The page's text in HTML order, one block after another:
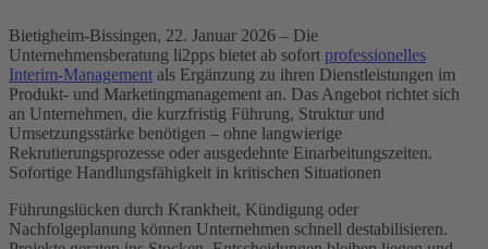
Bietigheim-Bissingen, 22. Januar 2026 – Die
Unternehmensberatung li2pps bietet ab sofort professionelles
Interim-Management als Ergänzung zu ihren Dienstleistungen im
Produkt- und Marketingmanagement an. Das Angebot richtet sich
an Unternehmen, die kurzfristig Führung, Struktur und
Umsetzungsstärke benötigen – ohne langwierige
Rekrutierungsprozesse oder ausgedehnte Einarbeitungszeiten.
Sofortige Handlungsfähigkeit in kritischen Situationen
Führungslücken durch Krankheit, Kündigung oder
Nachfolgeplanung können Unternehmen schnell destabilisieren.